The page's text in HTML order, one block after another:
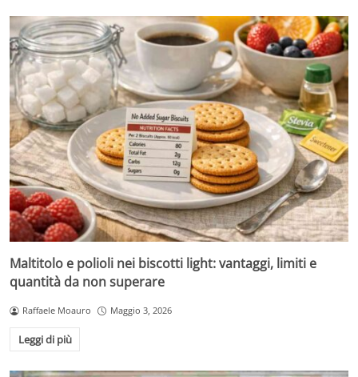
Maltitolo e polioli nei biscotti light: vantaggi, limiti e
quantità da non superare
Raffaele Moauro Maggio 3, 2026
Leggi di più